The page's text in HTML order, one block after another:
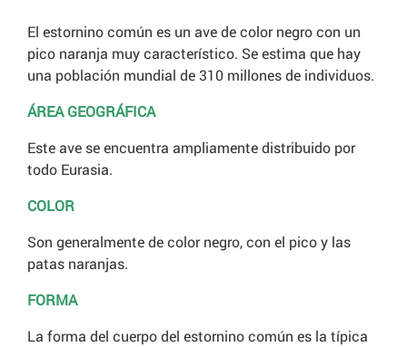
El estornino común es un ave de color negro con un
pico naranja muy característico. Se estima que hay
una población mundial de 310 millones de individuos.
ÁREA GEOGRÁFICA
Este ave se encuentra ampliamente distribuido por
todo Eurasia.
COLOR
Son generalmente de color negro, con el pico y las
patas naranjas.
FORMA
La forma del cuerpo del estornino común es la típica